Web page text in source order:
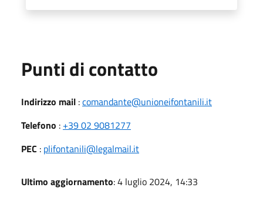
Punti di contatto
Indirizzo mail :comandante@unioneifontanili.it
Telefono : +39 02 9081277
PEC : plifontanili@legalmail.it
Ultimo aggiornamento: 4 luglio 2024, 14:33